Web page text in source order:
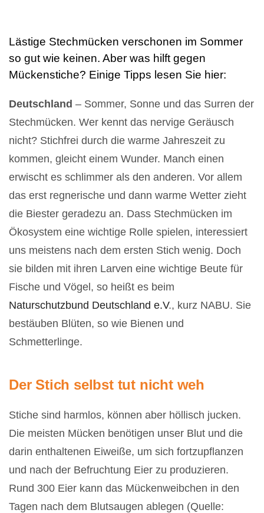
Lästige Stechmücken verschonen im Sommer
so gut wie keinen. Aber was hilft gegen
Mückenstiche? Einige Tipps lesen Sie hier:
Deutschland – Sommer, Sonne und das Surren der
Stechmücken. Wer kennt das nervige Geräusch
nicht? Stichfrei durch die warme Jahreszeit zu
kommen, gleicht einem Wunder. Manch einen
erwischt es schlimmer als den anderen. Vor allem
das erst regnerische und dann warme Wetter zieht
die Biester geradezu an. Dass Stechmücken im
Ökosystem eine wichtige Rolle spielen, interessiert
uns meistens nach dem ersten Stich wenig. Doch
sie bilden mit ihren Larven eine wichtige Beute für
Fische und Vögel, so heißt es beim
Naturschutzbund Deutschland e.V., kurz NABU. Sie
bestäuben Blüten, so wie Bienen und
Schmetterlinge.
Der Stich selbst tut nicht weh
Stiche sind harmlos, können aber höllisch jucken.
Die meisten Mücken benötigen unser Blut und die
darin enthaltenen Eiweiße, um sich fortzupflanzen
und nach der Befruchtung Eier zu produzieren.
Rund 300 Eier kann das Mückenweibchen in den
Tagen nach dem Blutsaugen ablegen (Quelle: